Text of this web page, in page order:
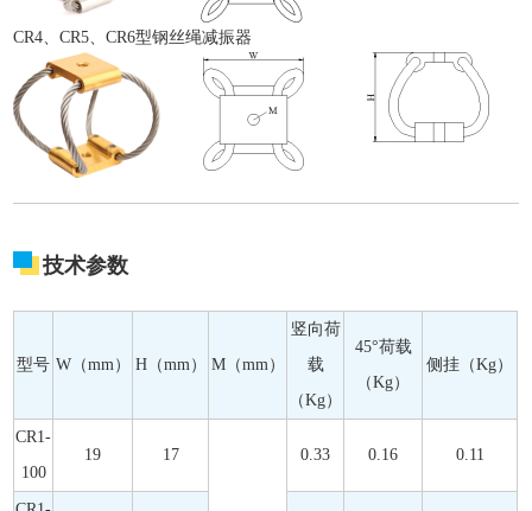
CR4、CR5、CR6型钢丝绳减振器
技术参数
型号 W（mm） H（mm） M（mm）
竖向荷
载
（Kg）
45°荷载
（Kg）
侧挂（Kg）
CR1-
100
19 17 0.33 0.16 0.11